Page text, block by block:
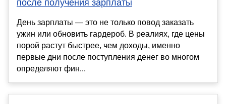
после получения зарплаты
День зарплаты — это не только повод заказать
ужин или обновить гардероб. В реалиях, где цены
порой растут быстрее, чем доходы, именно
первые дни после поступления денег во многом
определяют фин...